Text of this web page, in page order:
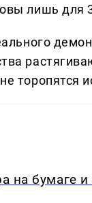
лишь для
торопятся
на бумаге